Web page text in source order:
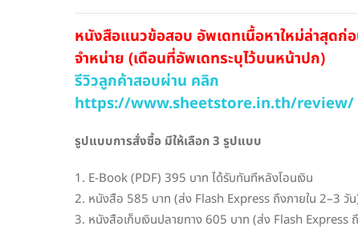
through
฿605.00
หนังสือแนวข้อสอบ อัพเดทเนื้อหาใหม่ล่าสุดก่
จำหน่าย (เดือนที่อัพเดทระบุไว้บนหน้าปก)
รีวิวลูกค้าสอบผ่าน คลิก
https://www.sheetstore.in.th/review/
รูปแบบการสั่งซื้อ มีให้เลือก 3 รูปแบบ
1. E-Book (PDF) 395 บาท ได้รับทันทีหลังโอนเงิน
2. หนังสือ 585 บาท (ส่ง Flash Express ถึงภายใน 2–3 วั
3. หนังสือเก็บเงินปลายทาง 605 บาท (ส่ง Flash Express